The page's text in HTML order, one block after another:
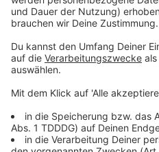
© dpa-
Bayern